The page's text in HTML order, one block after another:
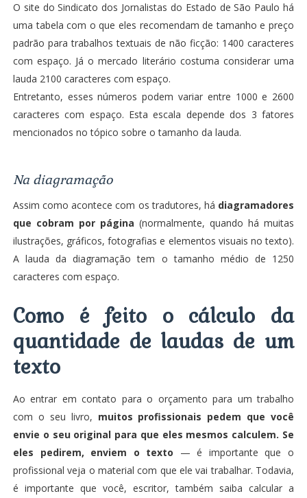
O site do Sindicato dos Jornalistas do Estado de São Paulo há
uma tabela com o que eles recomendam de tamanho e preço
padrão para trabalhos textuais de não ficção: 1400 caracteres
com espaço. Já o mercado literário costuma considerar uma
lauda 2100 caracteres com espaço.
Entretanto, esses números podem variar entre 1000 e 2600
caracteres com espaço. Esta escala depende dos 3 fatores
mencionados no tópico sobre o tamanho da lauda.
Na diagramação
Assim como acontece com os tradutores, há diagramadores
que cobram por página (normalmente, quando há muitas
ilustrações, gráficos, fotografias e elementos visuais no texto).
A lauda da diagramação tem o tamanho médio de 1250
caracteres com espaço.
Como é feito o cálculo da
quantidade de laudas de um
texto
Ao entrar em contato para o orçamento para um trabalho
com o seu livro, muitos profissionais pedem que você
envie o seu original para que eles mesmos calculem. Se
eles pedirem, enviem o texto — é importante que o
profissional veja o material com que ele vai trabalhar. Todavia,
é importante que você, escritor, também saiba calcular a